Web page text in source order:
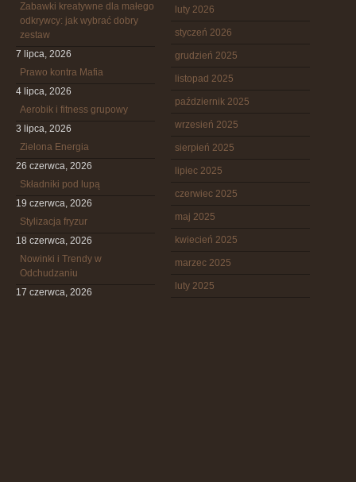
Zabawki kreatywne dla małego
odkrywcy: jak wybrać dobry
zestaw
7 lipca, 2026
Prawo kontra Mafia
4 lipca, 2026
Aerobik i fitness grupowy
3 lipca, 2026
Zielona Energia
26 czerwca, 2026
Składniki pod lupą
19 czerwca, 2026
Stylizacja fryzur
18 czerwca, 2026
Nowinki i Trendy w
Odchudzaniu
17 czerwca, 2026
luty 2026
styczeń 2026
grudzień 2025
listopad 2025
październik 2025
wrzesień 2025
sierpień 2025
lipiec 2025
czerwiec 2025
maj 2025
kwiecień 2025
marzec 2025
luty 2025